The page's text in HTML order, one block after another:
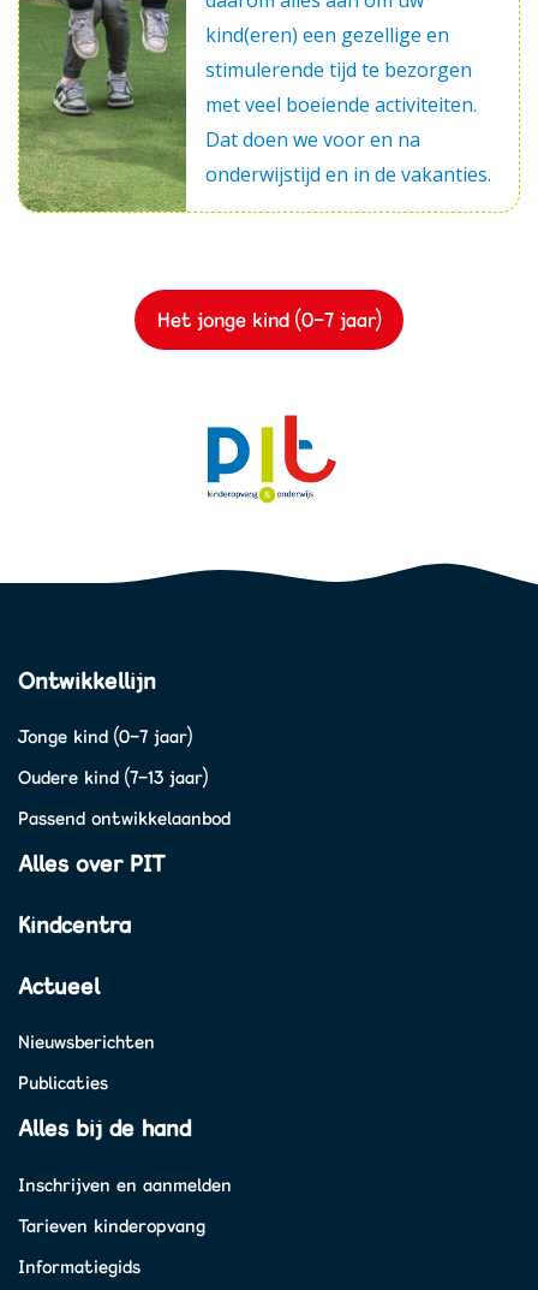
kind(eren) een gezellige en
stimulerende tijd te bezorgen
met veel boeiende activiteiten.
Dat doen we voor en na
onderwijstijd en in de vakanties.
Het jonge kind (0-7 jaar)
Ontwikkellijn
Jonge kind (0-7 jaar)
Oudere kind (7-13 jaar)
Passend ontwikkelaanbod
Alles over PIT
Kindcentra
Actueel
Nieuwsberichten
Publicaties
Alles bij de hand
Inschrijven en aanmelden
Tarieven kinderopvang
Informatiegids